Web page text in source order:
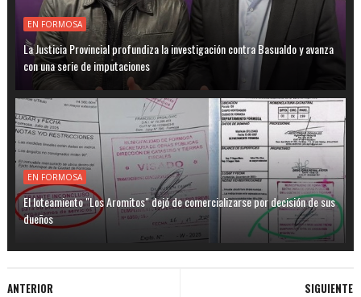
EN FORMOSA
La Justicia Provincial profundiza la investigación contra Basualdo y avanza
con una serie de imputaciones
EN FORMOSA
El loteamiento "Los Aromitos" dejó de comercializarse por decisión de sus
dueños
SIGUIENTE
ANTERIOR